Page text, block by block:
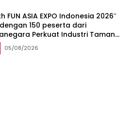
FUN ASIA EXPO Indonesia 2026″
150 peserta dari
Perkuat Industri Taman
dan Ekosistem Pariwisata di
Air
05/08/2026